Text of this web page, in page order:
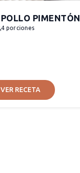
PIMENTÓN
4 porciones
VER RECETA